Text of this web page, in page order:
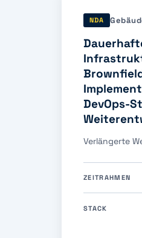
NDA
DevOps-
Verlängerte
ZEITRAHMEN
STACK